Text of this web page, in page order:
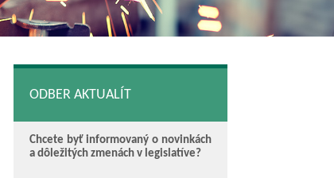
ODBER AKTUALÍT
Chcete byť informovaný o novinkách
a dôležitých zmenách v legislatíve?